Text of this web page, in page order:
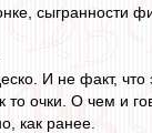
сыгранности
И не факт,
то очки. О чем и
как ранее.